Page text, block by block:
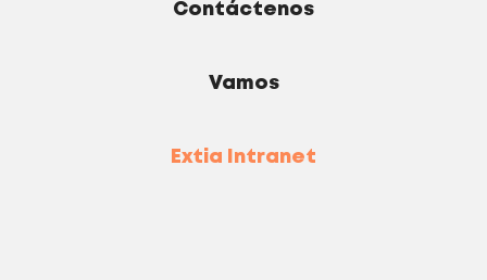
Contáctenos
Vamos
Extia Intranet